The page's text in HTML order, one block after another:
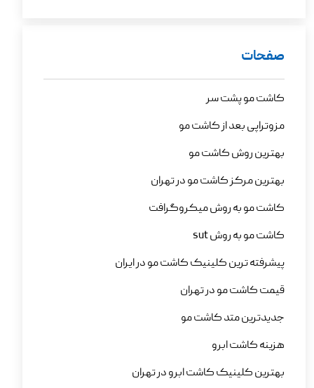
صفحات
کاشت مو پشت سر
مزوتراپی بعد از کاشت مو
بهترین روش کاشت مو
بهترین مرکز کاشت مو در تهران
کاشت مو به روش میکروگرافت
کاشت مو به روش sut
پیشرفته ترین کلینیک کاشت مو در ایران
قیمت کاشت مو در تهران
جدیدترین متد کاشت مو
هزینه کاشت ابرو
بهترین کلینیک کاشت ابرو در تهران